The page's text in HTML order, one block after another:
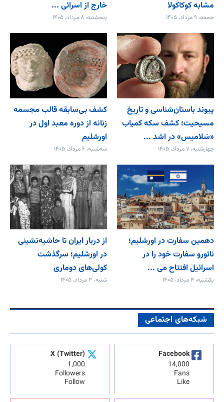
مشابه کوکاکولا
جمعه، ۹ مرداد، ۱۴۰۵
خارج از اسرائی ...
پنجشنبه، ۸ مرداد، ۱۴۰۵
پیوند باستان‌شناسی و تاریخ
مسیحیت؛ کشف سکه کمیاب
«سَلامیس» در اشد ...
چهارشنبه، ۷ مرداد، ۱۴۰۵
کشف بی‌سابقه قالب مجسمه
زنانه از دوره معبد اول در
اورشلیم
سه‌شنبه، ۶ مرداد، ۱۴۰۵
دهمین سفارت در اورشلیم؛
نائورو سفارت خود را در
اسرائیل افتتاح می‌ ...
یکشنبه، ۴ مرداد، ۱۴۰۵
از دربار ایران تا حاشیه‌نشینی
در اورشلیم؛ سرگذشت
کولی‌های دوماری
شنبه، ۳ مرداد، ۱۴۰۵
شبکه‌های اجتماعی
Facebook
14,000
Fans
Like
X (Twitter)
1,000
Followers
Follow